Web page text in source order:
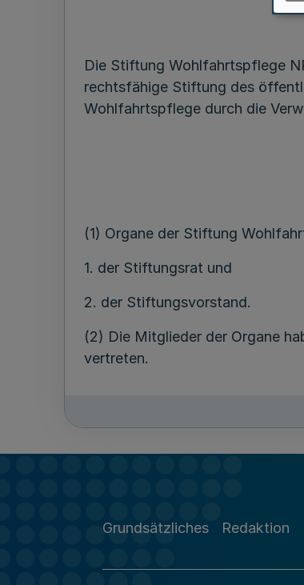
Die Stiftung Wohlfahrtspflege
rechtsfähige Stiftung des
Wohlfahrtspflege durch die
(1) Organe der Stiftung
1. der Stiftungsrat und
2. der Stiftungsvorstand.
(2) Die Mitglieder der Organe
vertreten.
stellvertretende Mitglieder zu
Grundsätzliches Redaktion